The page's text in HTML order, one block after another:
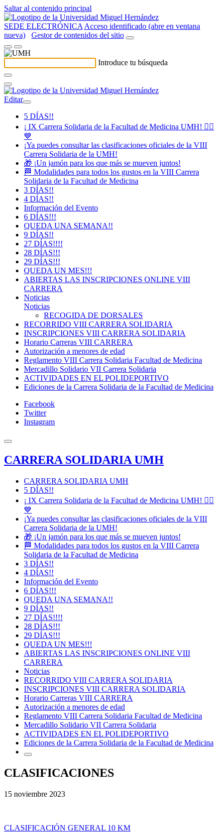
Saltar al contenido principal
SEDE ELECTRÓNICA Acceso identificado (abre en ventana
nueva)
Gestor de contenidos del sitio
Introduce tu búsqueda
Editar
5 DÍAS!!
¡ IX Carrera Solidaria de la Facultad de Medicina UMH! 🏃‍♀️
💙
¡Ya puedes consultar las clasificaciones oficiales de la VIII
Carrera Solidaria de la UMH!
🎁 ¡Un jamón para los que más se mueven juntos!
🏁 Modalidades para todos los gustos en la VIII Carrera
Solidaria de la Facultad de Medicina
3 DÍAS!!
4 DÍAS!!
Información del Evento
6 DÍAS!!!
QUEDA UNA SEMANA!!
9 DÍAS!!
27 DÍAS!!!!
28 DÍAS!!!
29 DÍAS!!!
QUEDA UN MES!!!
ABIERTAS LAS INSCRIPCIONES ONLINE VIII
CARRERA
Noticias
Noticias
RECOGIDA DE DORSALES
RECORRIDO VIII CARRERA SOLIDARIA
INSCRIPCIONES VIII CARRERA SOLIDARIA
Horario Carreras VIII CARRERA
Autorización a menores de edad
Reglamento VIII Carrera Solidaria Facultad de Medicina
Mercadillo Solidario VII Carrera Solidaria
ACTIVIDADES EN EL POLIDEPORTIVO
Ediciones de la Carrera Solidaria de la Facultad de Medicina
Facebook
Twitter
Instagram
CARRERA SOLIDARIA UMH
CARRERA SOLIDARIA UMH
5 DÍAS!!
¡ IX Carrera Solidaria de la Facultad de Medicina UMH! 🏃‍♀️
💙
¡Ya puedes consultar las clasificaciones oficiales de la VIII
Carrera Solidaria de la UMH!
🎁 ¡Un jamón para los que más se mueven juntos!
🏁 Modalidades para todos los gustos en la VIII Carrera
Solidaria de la Facultad de Medicina
3 DÍAS!!
4 DÍAS!!
Información del Evento
6 DÍAS!!!
QUEDA UNA SEMANA!!
9 DÍAS!!
27 DÍAS!!!!
28 DÍAS!!!
29 DÍAS!!!
QUEDA UN MES!!!
ABIERTAS LAS INSCRIPCIONES ONLINE VIII
CARRERA
Noticias
RECORRIDO VIII CARRERA SOLIDARIA
INSCRIPCIONES VIII CARRERA SOLIDARIA
Horario Carreras VIII CARRERA
Autorización a menores de edad
Reglamento VIII Carrera Solidaria Facultad de Medicina
Mercadillo Solidario VII Carrera Solidaria
ACTIVIDADES EN EL POLIDEPORTIVO
Ediciones de la Carrera Solidaria de la Facultad de Medicina
CLASIFICACIONES
15 noviembre 2023
CLASIFICACIÓN GENERAL 10 KM